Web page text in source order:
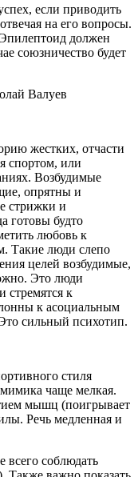
если приводить
на его вопросы.
должен
союзничество будет
Валуев
жестких, отчасти
спортом, или
Возбудимые
опрятны и
стрижки и
готовы будто
любовь к
Такие люди слепо
целей возбудимые,
Это люди
стремятся к
к асоциальным
сильный психотип.
стиля
чаще мелкая.
мышц (поигрывает
Речь медленная и
соблюдать